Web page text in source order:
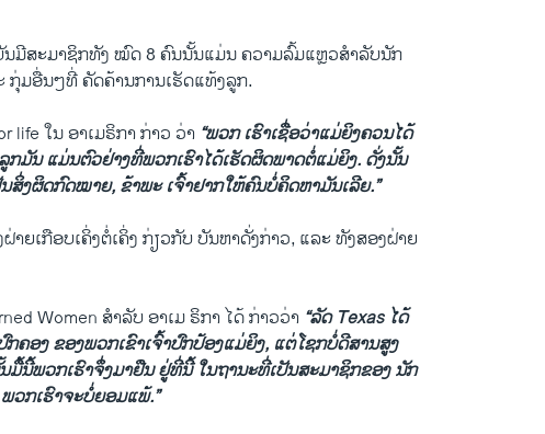
ນມີສະມາຊິກທັງ ໝົດ 8 ຄົນນັ້ນແມ່ນ ຄວາມລົ້ມແຫຼວສຳລັບນັກ
ກຸ່ມອື່ນໆທີ່ ຄັດຄ້ານການເຮັດແທ້ງລູກ.
life ໃນ ອາເມຣິກາ ກ່າວ ວ່າ “ພວກ ເຮົາເຊື່ອວ່າແມ່ຍິງຄວນໄດ້
ມັນ ແມ່ນຕົວຢ່າງທີ່ພວກເຮົາໄດ້ເຮັດຜິດພາດຕໍ່ແມ່ຍິງ. ດັ່ງນັ້ນ
ສິ່ງຜິດກົດໝາຍ, ຂ້າພະ ເຈົ້າຢາກໃຫ້ຄົນບໍ່ຄິດຫາມັນເລີຍ.”
ຍເກືອບເຄິ່ງຕໍ່ເຄິ່ງ ກ່ຽວກັບ ບັນຫາດັ່ງກ່າວ, ແລະ ທັງສອງຝ່າຍ
Women ສຳລັບ ອາເມ ຣິກາ ໄດ້ ກ່າວວ່າ “ລັດ Texas ໄດ້
ຄອງ ຂອງພວກເຂົາເຈົ້າປົກປ້ອງແມ່ຍິງ, ແຕ່ໂຊກບໍ່ດີສານສູງ
ມື້ນີ້ພວກເຮົາຈຶ່ງມາຢືນ ຢູ່ທີ່ນີ້ ໃນຖານະທີ່ເປັນສະມາຊິກຂອງ ນັກ
ວກເຮົາຈະບໍ່ຍອມແພ້.”